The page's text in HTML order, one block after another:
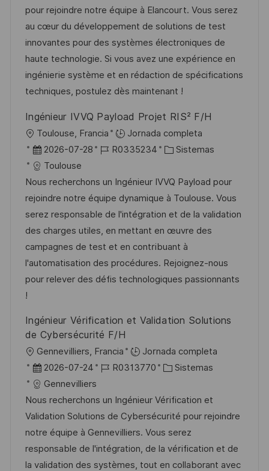
a
c
i
ó
n
h
a
d
e
p
u
l
i
c
a
c
i
ó
n
e
e
m
l
e
e
g
o
r
í
a
pour rejoindre notre équipe à Elancourt. Vous serez
au cœur du développement de solutions de test
innovantes pour des systèmes électroniques de
haute technologie. Si vous avez une expérience en
ingénierie système et en rédaction de spécifications
techniques, postulez dès maintenant !
Ingénieur IVVQ Payload Projet RIS² F/H
U
b
c
a
c
i
ó
n
Toulouse, Francia
Jornada completa
F
e
c
h
a
d
e
p
u
i
c
2026-07-28
I
d
e
e
m
p
l
e
R0335234
C
t
e
g
o
r
í
a
Sistemas
Toulouse
Nous recherchons un Ingénieur IVVQ Payload pour
rejoindre notre équipe dynamique à Toulouse. Vous
serez responsable de l'intégration et de la validation
des charges utiles, en mettant en œuvre des
campagnes de test et en contribuant à
l'automatisation des procédures. Rejoignez-nous
pour relever des défis technologiques passionnants
!
Ingénieur Vérification et Validation Solutions
de Cybersécurité F/H
U
b
c
a
c
i
ó
Gennevilliers, Francia
Jornada completa
F
e
c
h
a
d
e
2026-07-24
I
d
e
e
m
p
R0313770
C
t
e
g
o
r
Sistemas
Gennevilliers
Nous recherchons un Ingénieur Vérification et
Validation Solutions de Cybersécurité pour rejoindre
notre équipe à Gennevilliers. Vous serez
responsable de l'intégration, de la vérification et de
la validation des systèmes, tout en collaborant avec